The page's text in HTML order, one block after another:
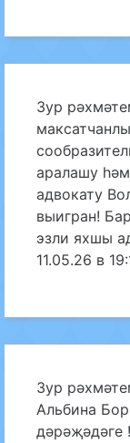
Зур
аралашу
адвокату
выигран!
эзли яхшы
11.05.26 в
Зур
Альбина
дәрәҗәдәге